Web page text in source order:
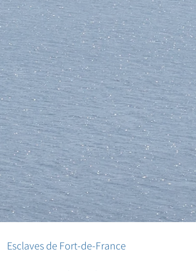
Esclaves de Fort-de-France